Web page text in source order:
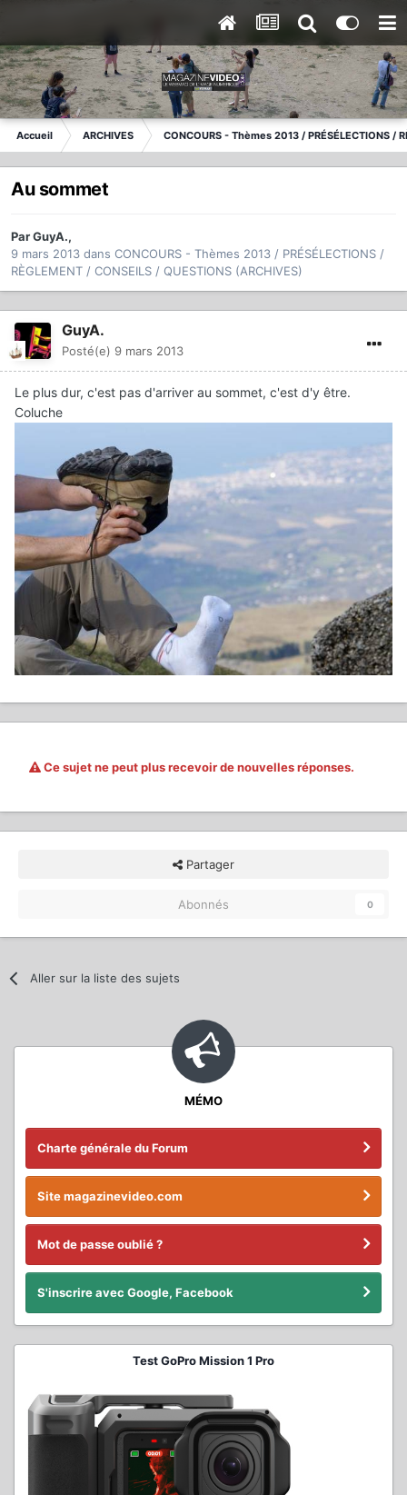
Accueil ARCHIVES CONCOURS - Thèmes 2013 / PRÉSÉLECTIONS /
Au sommet
ParGuyA.,
9 mars 2013 dans CONCOURS - Thèmes 2013 / PRÉSÉLECTIONS /
RÈGLEMENT / CONSEILS / QUESTIONS (ARCHIVES)
GuyA.
Posté(e) 9 mars 2013
Le plus dur, c'est pas d'arriver au sommet, c'est d'y être.
Coluche
Ce sujet ne peut plus recevoir de nouvelles réponses.
Partager
Abonnés 0
Aller sur la liste des sujets
MÉMO
Charte générale du Forum
Site magazinevideo.com
Mot de passe oublié ?
S'inscrire avec Google, Facebook
Test GoPro Mission 1 Pro